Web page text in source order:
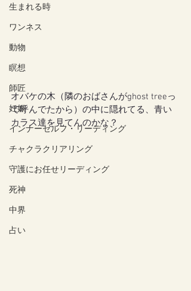
生まれる時
ワンネス
動物
瞑想
師匠
妊娠
インナーセルフ・リーディング
チャクラクリアリング
守護にお任せリーディング
死神
中界
占い
オバケの木（隣のおばさんがghost treeっ
て呼んでたから）の中に隠れてる、青い
カラス達を見てんのかな？